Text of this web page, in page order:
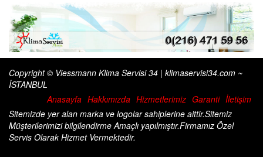
Copyright © Viessmann Klima Servisi 34 | klimaservisi34.com ~
İSTANBUL
Anasayfa Hakkımızda Hizmetlerimiz Garanti İletişim
Sitemizde yer alan marka ve logolar sahiplerine aittir.Sitemiz
Müşterilerimizi bilgilendirme Amaçlı yapılmıştır.Firmamız Özel
Servis Olarak Hizmet Vermektedir.